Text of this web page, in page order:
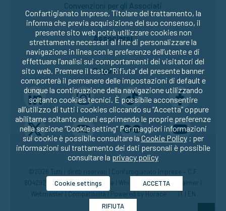
Convenzioni per gli Associati
Associarsi
Seguici su:
©2026 Tutti i diritti riservati | Confartigianato Imprese – C.F.
80429270582 |Privacy|Cookie Whistleblowing|Disclaimer
Webmaster|Compatibilità| Powered by Horace IT EN
Confartigianato Imprese, Titolare del trattamento, la
informa che previa acquisizione del suo consenso, il
presente sito web potrà utilizzare cookies non
strettamente necessari al fine di personalizzare la
navigazione in linea con le preferenze dell’utente e di
effettuare l’analisi sui comportamenti dei visitatori del
sito web. Premere il tasto “Rifiuta” del presente banner
comporterà il permanere delle impostazioni di default e
dunque la continuazione della navigazione utilizzando
soltanto cookies tecnici. È possibile acconsentire
all’utilizzo di tutti i cookies cliccando su “Accetta” oppure
abilitarne soltanto alcuni esprimendo le proprie preferenze
nella sezione “Cookie setting” Per maggiori informazioni
sui cookie è possibile consultare la Cookie Policy; per
informazioni sul trattamento dei dati personali è possibile
consultare la privacy policy
Cookie settings ACCETTA
RIFIUTA